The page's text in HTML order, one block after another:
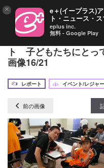
読売ジャイアンツ『
ト 子どもたちにとっ
画像16/21
レポート
イベント/レジャー
前の画像
× e＋(イープラス)
ト・ニュース・
eplus inc.
無料 - Google Play